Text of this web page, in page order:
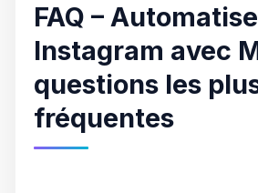
FAQ –
Instagram avec
questions les
fréquentes